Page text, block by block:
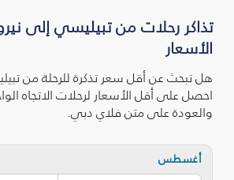
تذاكر رحلات من تبيليسي إلى
الأسعار
هل تبحث عن أقل سعر تذكرة للرحلة من
احصل على أقل الأسعار لرحلات الاتجاه
والعودة على متن فلاي دبي.
أغسطس